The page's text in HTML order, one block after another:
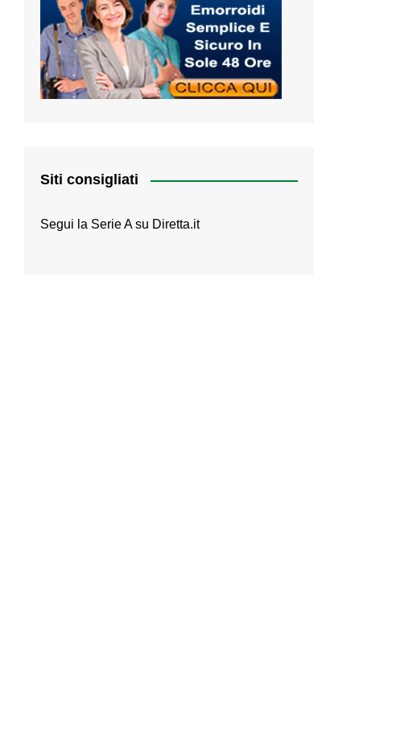
Siti consigliati
Segui la Serie A su Diretta.it